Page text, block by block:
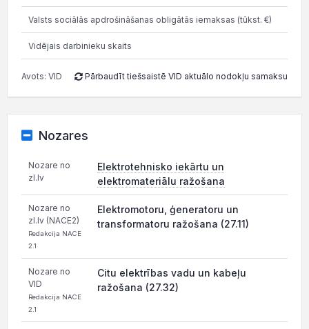
Valsts sociālās apdrošināšanas obligātās iemaksas (tūkst. €)
Vidējais darbinieku skaits
Avots: VID Pārbaudīt tiešsaistē VID aktuālo nodokļu samaksu
Nozares
Nozare no
zl.lv
Elektrotehnisko iekārtu un
elektromateriālu ražošana
Nozare no
zl.lv (NACE2)
Redakcija NACE
2.1
Elektromotoru, ģeneratoru un
transformatoru ražošana (27.11)
Nozare no
VID
Redakcija NACE
2.1
Citu elektrības vadu un kabeļu
ražošana (27.32)